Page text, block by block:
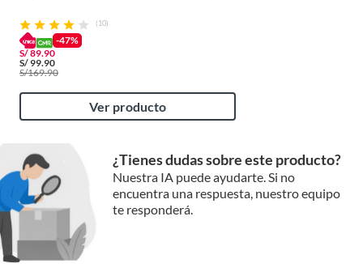
(10)
-47%
S/89.90
S/99.90
S/169.90
Ver producto
¿Tienes dudas sobre este producto?
Nuestra IA puede ayudarte. Si no
encuentra una respuesta, nuestro equipo
te responderá.